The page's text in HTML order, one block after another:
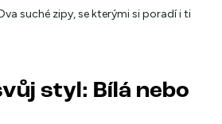
suché zipy, se kterými si poradí i ti
styl: Bílá nebo